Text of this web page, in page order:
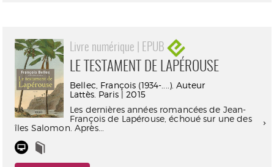
Livre numérique | EPUB
LE TESTAMENT DE LAPÉROUSE
Bellec, François (1934-....). Auteur
Lattès. Paris | 2015
Les dernières années romancées de Jean-
François de Lapérouse, échoué sur une des
îles Salomon. Après...